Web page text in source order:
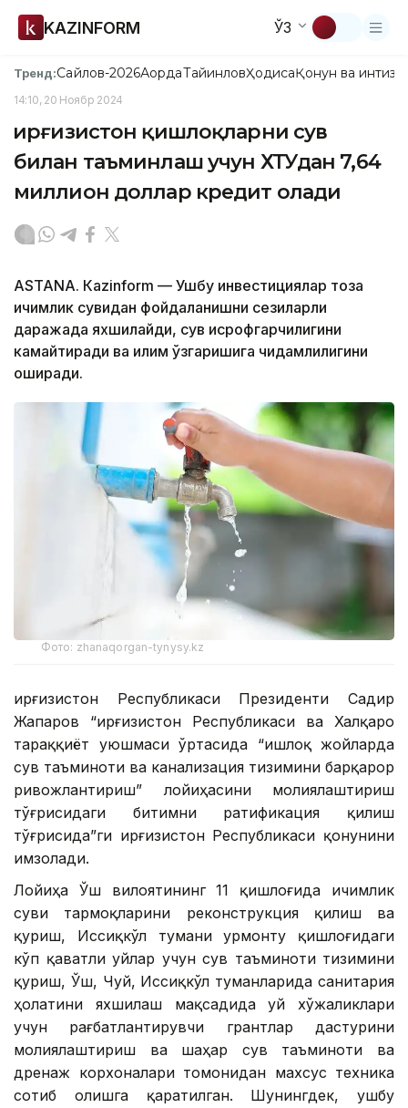
KAZINFORM ЎЗ
Тренд:Сайлов-2026АқордаТайинловҲодисаҚонун ва
14:10, 20 Ноябр 2024
Қирғизистон қишлоқларни сув
билан таъминлаш учун ХТУдан 7,64
миллион доллар кредит олади
ASTANА. Кazinform — Ушбу инвестициялар тоза
ичимлик сувидан фойдаланишни сезиларли
даражада яхшилайди, сув исрофгарчилигини
камайтиради ва иқлим ўзгаришига чидамлилигини
оширади.
Фото: zhanaqorgan-tynysy.kz
Қирғизистон Республикаси Президенти Садир
Жапаров “Қирғизистон Республикаси ва Халқаро
тараққиёт уюшмаси ўртасида “Қишлоқ жойларда
сув таъминоти ва канализация тизимини барқарор
ривожлантириш” лойиҳасини молиялаштириш
тўғрисидаги битимни ратификация қилиш
тўғрисида”ги Қирғизистон Республикаси қонунини
имзолади.
Лойиҳа Ўш вилоятининг 11 қишлоғида ичимлик
суви тармоқларини реконструкция қилиш ва
қуриш, Иссиқкўл тумани Қурмонту қишлоғидаги
кўп қаватли уйлар учун сув таъминоти тизимини
қуриш, Ўш, Чуй, Иссиқкўл туманларида санитария
ҳолатини яхшилаш мақсадида уй хўжаликлари
учун рағбатлантирувчи грантлар дастурини
молиялаштириш ва шаҳар сув таъминоти ва
дренаж корхоналари томонидан махсус техника
сотиб олишга қаратилган. Шунингдек, ушбу